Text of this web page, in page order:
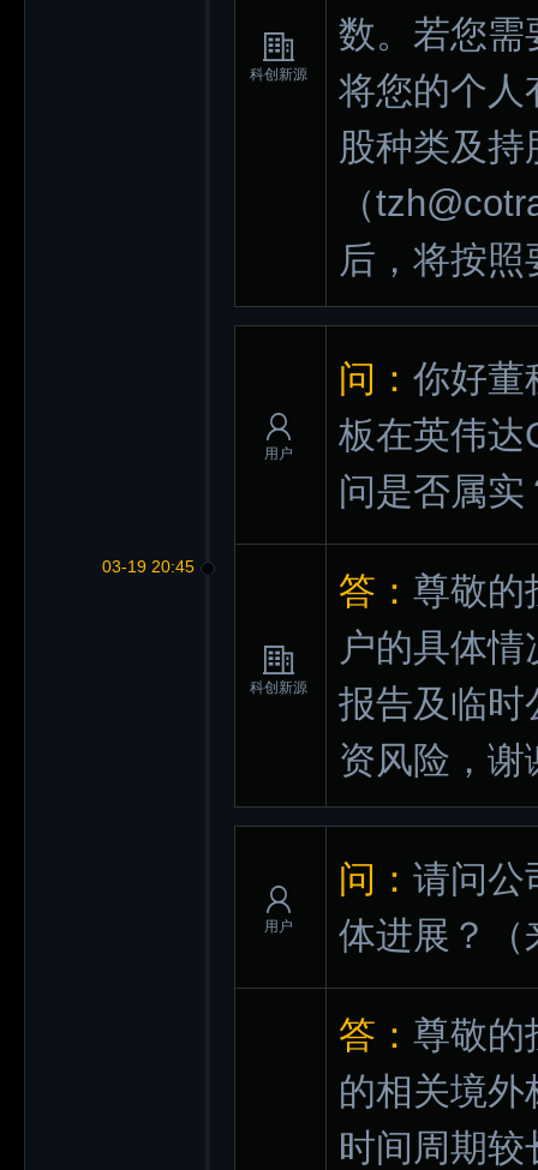
科创新源
数。若您需
将您的个人
股种类及
（
后，将按
03-19 20:45
用户
问： 你好董
板在英伟达
问是否属实
科创新源
答： 尊敬的
户的具体
报告及临时
资风险，谢
用户
问： 请问公
体进展？
答： 尊敬的
的相关境
时间周期较